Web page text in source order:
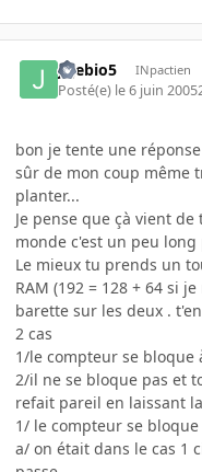
jejebio5 INpactien
Posté(e) le 6 juin 2005
bon je tente une
sûr de mon coup même
planter...
Je pense que çà vient
monde c'est un peu
Le mieux tu prends un
RAM (192 = 128 + 64 si
barette sur les deux .
2 cas
1/le compteur se bloque
2/il ne se bloque pas et
refait pareil en laissant
1/ le compteur se bloque
a/ on était dans le cas 1